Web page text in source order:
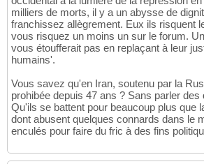
milliers de morts, il y a un abysse de
franchissez allègrement. Eux ils risquent
vous risquez un moins un sur le forum.
vous étoufferait pas en replaçant à leur
humains'.
Vous savez qu'en Iran, soutenu par la
prohibée depuis 47 ans ? Sans parler
Qu'ils se battent pour beaucoup plus que
dont abusent quelques connards dans le
enculés pour faire du fric à des fins